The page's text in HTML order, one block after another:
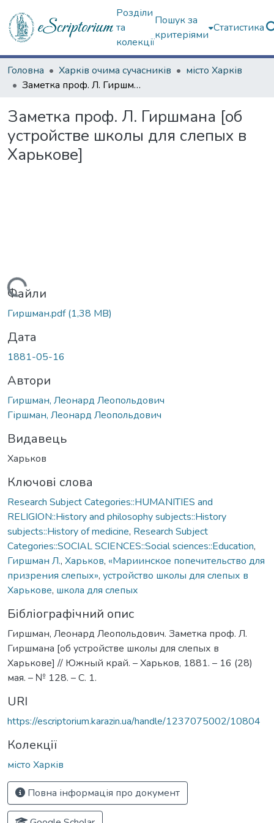
Розділи
та
колекції
Пошук за
критеріями
Статистика
Головна Харків очима сучасників
місто Харків
Заметка проф. Л. Гиршмана [об устройстве школы для слепых в Харькове]
Заметка проф. Л. Гиршмана [об
устройстве школы для слепых в
Харькове]
Вантажиться...
Файли
Гиршман.pdf(1,38 MB)
Дата
1881-05-16
Автори
Гиршман, Леонард Леопольдович
Гіршман, Леонард Леопольдович
Видавець
Харьков
Ключові слова
Research Subject Categories::HUMANITIES and
RELIGION::History and philosophy subjects::History
subjects::History of medicine, Research Subject
Categories::SOCIAL SCIENCES::Social sciences::Education,
Гиршман Л., Харьков, «Мариинское попечительство для
призрения слепых», устройство школы для слепых в
Харькове, школа для слепых
Бібліографічний опис
Гиршман, Леонард Леопольдович. Заметка проф. Л.
Гиршмана [об устройстве школы для слепых в
Харькове] // Южный край. – Харьков, 1881. – 16 (28)
мая. – № 128. – С. 1.
URI
https://escriptorium.karazin.ua/handle/1237075002/10804
Колекції
місто Харків
Повна інформація про документ